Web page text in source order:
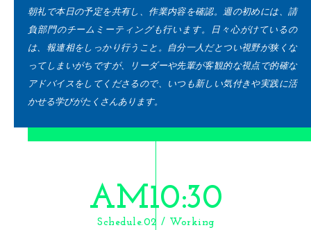
朝礼で本日の予定を共有し、作業内容を確認。週の初めには、請
負部門のチームミーティングも行います。日々心がけているの
は、報連相をしっかり行うこと。自分一人だとつい視野が狭くな
ってしまいがちですが、リーダーや先輩が客観的な視点で的確な
アドバイスをしてくださるので、いつも新しい気付きや実践に活
かせる学びがたくさんあります。
AM10:30
Schedule.02 / Working